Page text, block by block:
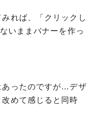
れば、「クリックし
いままバナーを作っ
あったのですが…デザ
めて感じると同時